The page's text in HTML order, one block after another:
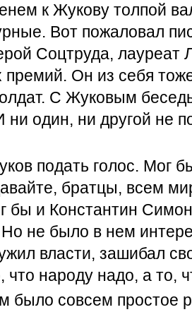
к Жукову толпой
Вот пожаловал
Соцтруда, лауреат
премий. Он из себя
С Жуковым
ни один, ни другой не
подать голос. Мог
братцы, всем
бы и Константин
не было в нем
власти, зашибал
что народу надо, а то,
было совсем простое